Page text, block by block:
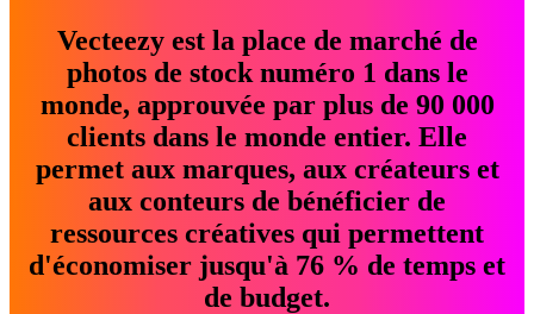
Vecteezy est la place de marché de
photos de stock numéro 1 dans le
monde, approuvée par plus de 90 000
clients dans le monde entier. Elle
permet aux marques, aux créateurs et
aux conteurs de bénéficier de
ressources créatives qui permettent
d'économiser jusqu'à 76 % de temps et
de budget.